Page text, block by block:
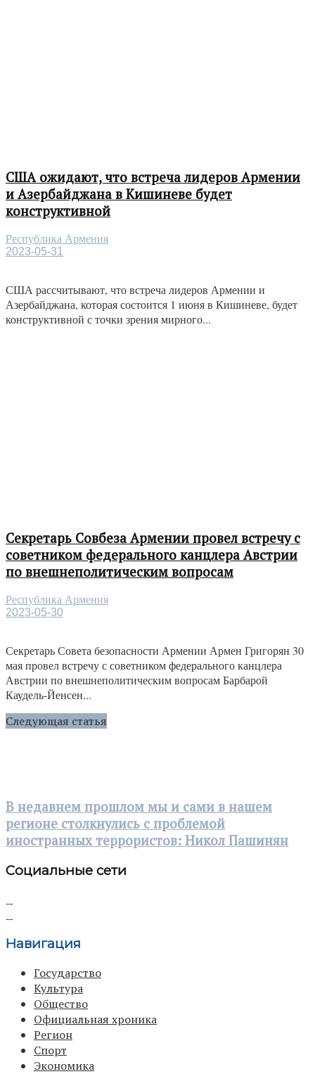
США ожидают, что встреча лидеров Армении
и Азербайджана в Кишиневе будет
конструктивной
Республика Армения
2023-05-31
США рассчитывают, что встреча лидеров Армении и
Азербайджана, которая состоится 1 июня в Кишиневе, будет
конструктивной с точки зрения мирного...
Секретарь Совбеза Армении провел встречу с
советником федерального канцлера Австрии
по внешнеполитическим вопросам
Республика Армения
2023-05-30
Секретарь Совета безопасности Армении Армен Григорян 30
мая провел встречу с советником федерального канцлера
Австрии по внешнеполитическим вопросам Барбарой
Каудель-Йенсен...
Следующая статья
В недавнем прошлом мы и сами в нашем
регионе столкнулись с проблемой
иностранных террористов: Никол Пашинян
Социальные сети
Навигация
Государство
Культура
Общество
Официальная хроника
Регион
Спорт
Экономика